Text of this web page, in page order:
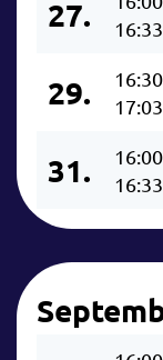
27.
29.
31.